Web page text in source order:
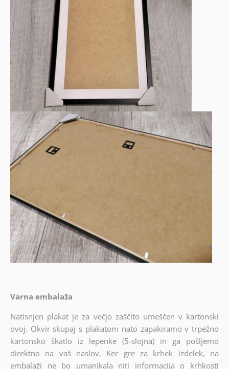
Varna embalaža
Natisnjen plakat je za večjo zaščito umeščen v kartonski
ovoj. Okvir skupaj s plakatom nato zapakiramo v trpežno
kartonsko škatlo iz lepenke (5-slojna) in ga pošljemo
direktno na vaš naslov. Ker gre za krhek izdelek, na
embalaži ne bo umanjkala niti informacija o krhkosti